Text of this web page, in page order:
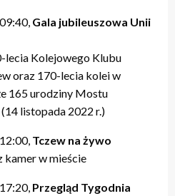
Gala jubileuszowa Unii
lecia Kolejowego Klubu
oraz 170-lecia kolei w
165 urodziny Mostu
listopada 2022 r.)
Tczew na żywo
kamer w mieście
Przegląd Tygodnia